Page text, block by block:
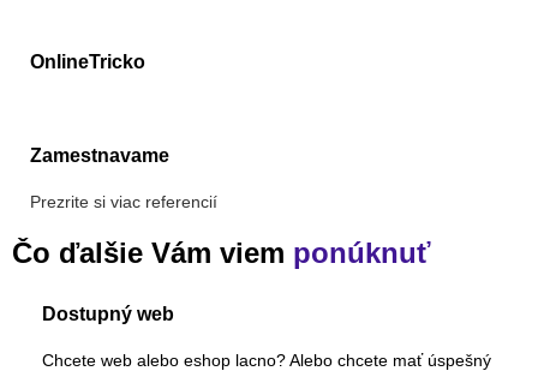
OnlineTricko
Zamestnavame
Prezrite si viac referencií
Čo ďalšie Vám viem ponúknuť
Dostupný web
Chcete web alebo eshop lacno? Alebo chcete mať úspešný